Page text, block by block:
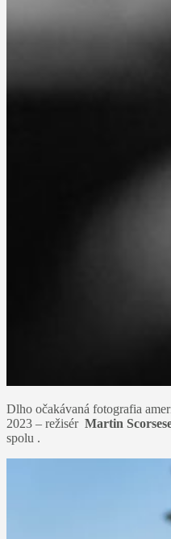
Dlho očakávaná fotografia
2023 – režisér Martin
spolu .